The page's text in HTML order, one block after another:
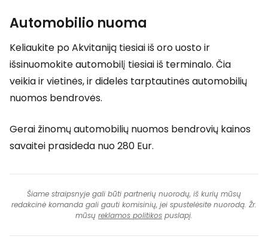
Automobilio nuoma
Keliaukite po Akvitaniją tiesiai iš oro uosto ir
išsinuomokite automobilį tiesiai iš terminalo. Čia
veikia ir vietinės, ir didelės tarptautinės automobilių
nuomos bendrovės.
Gerai žinomų automobilių nuomos bendrovių kainos
savaitei prasideda nuo 280 Eur.
Šiame straipsnyje gali būti partnerių nuorodų, iš kurių mūsų
redakcinė komanda gali gauti komisinių, jei spustelėsite nuorodą. Žr.
mūsų reklamos politikos puslapį.